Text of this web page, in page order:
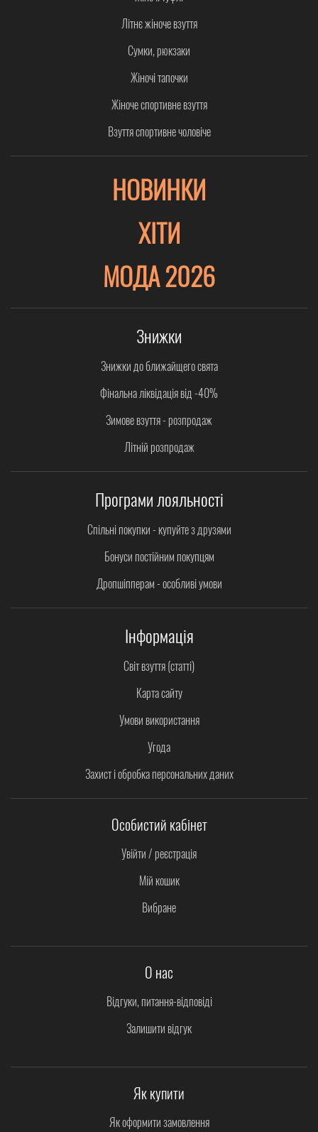
Літнє жіноче взуття
Сумки, рюкзаки
Жіночі тапочки
Жіноче спортивне взуття
Взуття спортивне чоловіче
НОВИНКИ
ХІТИ
МОДА 2026
Знижки
Знижки до ближайщего свята
Фінальна ліквідація від -40%
Зимове взуття - розпродаж
Літній розпродаж
Програми лояльності
Спільні покупки - купуйте з друзями
Бонуси постійним покупцям
Дропшіпперам - особливі умови
Інформація
Світ взуття (статті)
Карта сайту
Умови використання
Угода
Захист і обробка персональних даних
Особистий кабінет
Увійти / реєстрація
Мій кошик
Вибране
О нас
Відгуки, питання-відповіді
Залишити відгук
Як купити
Як оформити замовлення